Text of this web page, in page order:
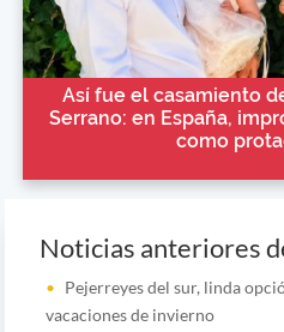
Así fue el casamiento
Serrano: en España,
como
Noticias anteriores
Pejerreyes del sur, linda
vacaciones de invierno